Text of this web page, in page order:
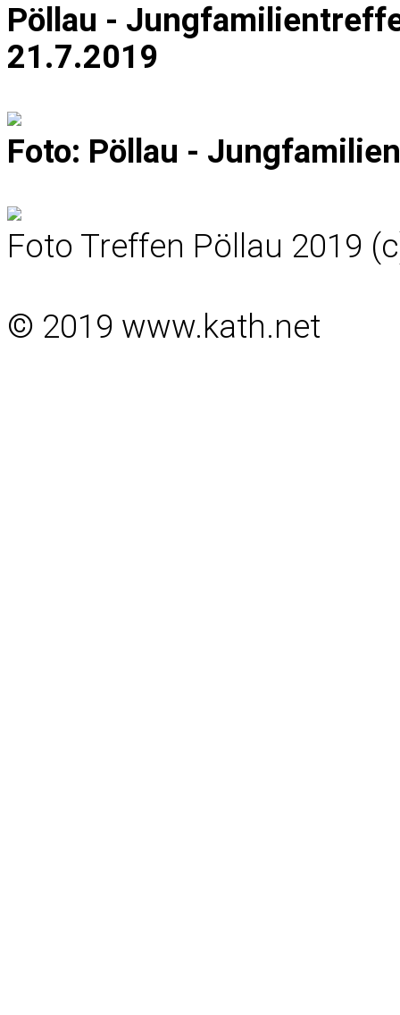
Pöllau -
21.7.2019
Foto: Pöllau -
Foto Treffen Pöllau 2019
© 2019 www.kath.net